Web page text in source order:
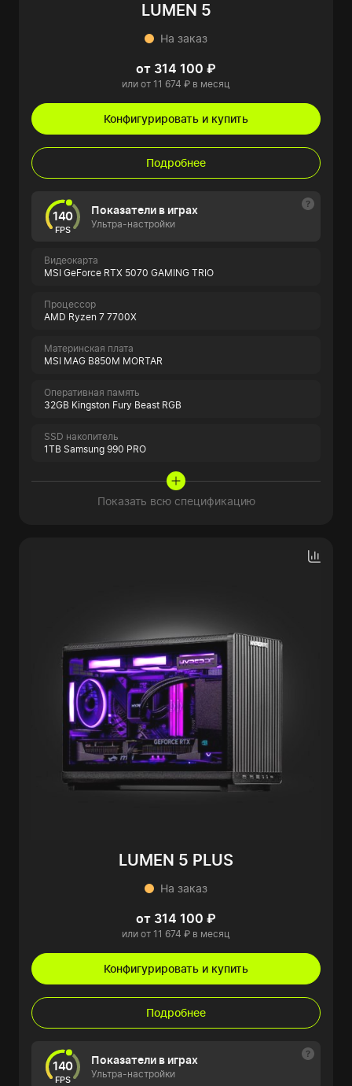
LUMEN 5
На заказ
от 314 100 ₽
или от 11 674 ₽ в месяц
Конфигурировать и купить
Подробнее
140
FPS
Показатели в играх
Ультра-настройки
Видеокарта
MSI GeForce RTX 5070 GAMING TRIO
Процессор
AMD Ryzen 7 7700X
Материнская плата
MSI MAG B850M MORTAR
Оперативная память
32GB Kingston Fury Beast RGB
SSD накопитель
1TB Samsung 990 PRO
Показать всю спецификацию
LUMEN 5 PLUS
На заказ
от 314 100 ₽
или от 11 674 ₽ в месяц
Конфигурировать и купить
Подробнее
140
FPS
Показатели в играх
Ультра-настройки